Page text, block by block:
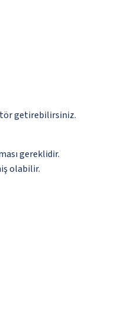
getirebilirsiniz.
gereklidir.
olabilir.